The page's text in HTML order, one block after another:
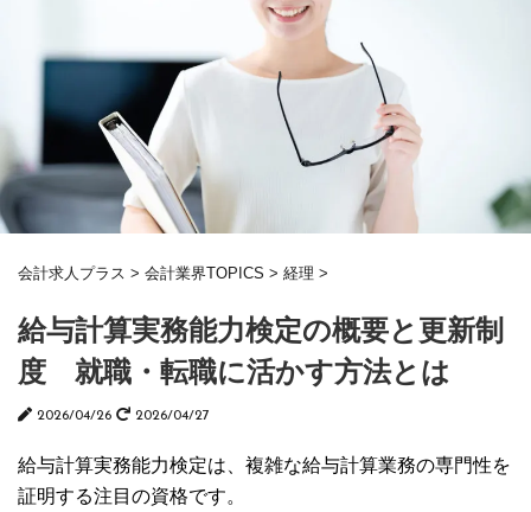
会計求人プラス > 会計業界TOPICS > 経理 >
給与計算実務能力検定の概要と更新制
度 就職・転職に活かす方法とは
2026/04/26 2026/04/27
給与計算実務能力検定は、複雑な給与計算業務の専門性を
証明する注目の資格です。